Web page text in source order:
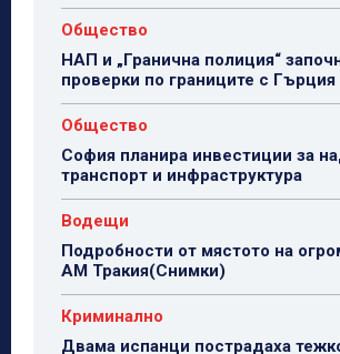
Общество
НАП и „Гранична полиция“
проверки по границите с
Общество
София планира инвестиции за
транспорт и инфраструктура
Водещи
Подробности от мястото на
АМ Тракия(Снимки)
Криминално
Двама испанци пострадаха